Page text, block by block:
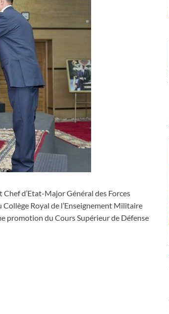
d’Etat-Major Général des Forces
Royal de l’Enseignement Militaire
promotion du Cours Supérieur de Défense